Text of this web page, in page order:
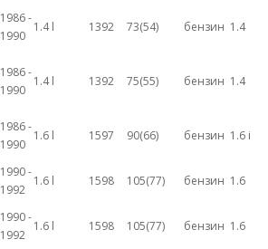
1986 -
1990
1.4 l 1392 73(54) бензин 1.4
1986 -
1990
1.4 l 1392 75(55) бензин 1.4
1986 -
1990
1.6 l 1597 90(66) бензин 1.6 i
1990 -
1992
1.6 l 1598 105(77) бензин 1.6
1990 -
1992
1.6 l 1598 105(77) бензин 1.6